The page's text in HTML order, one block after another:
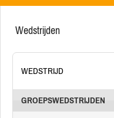
wedstrijden
WEDSTRIJD
GROEPSWEDSTRIJDEN